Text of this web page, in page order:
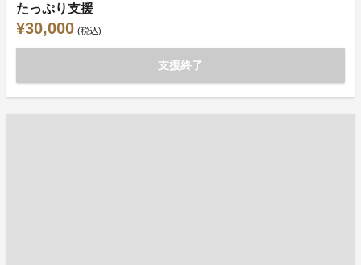
たっぷり支援
¥30,000 (税込)
支援終了